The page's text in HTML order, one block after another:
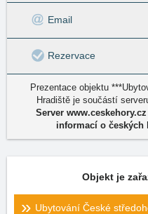
Email
Rezervace
Prezentace objektu
Hradiště je součástí
Server
informací o českých
Objekt je
Ubytování České